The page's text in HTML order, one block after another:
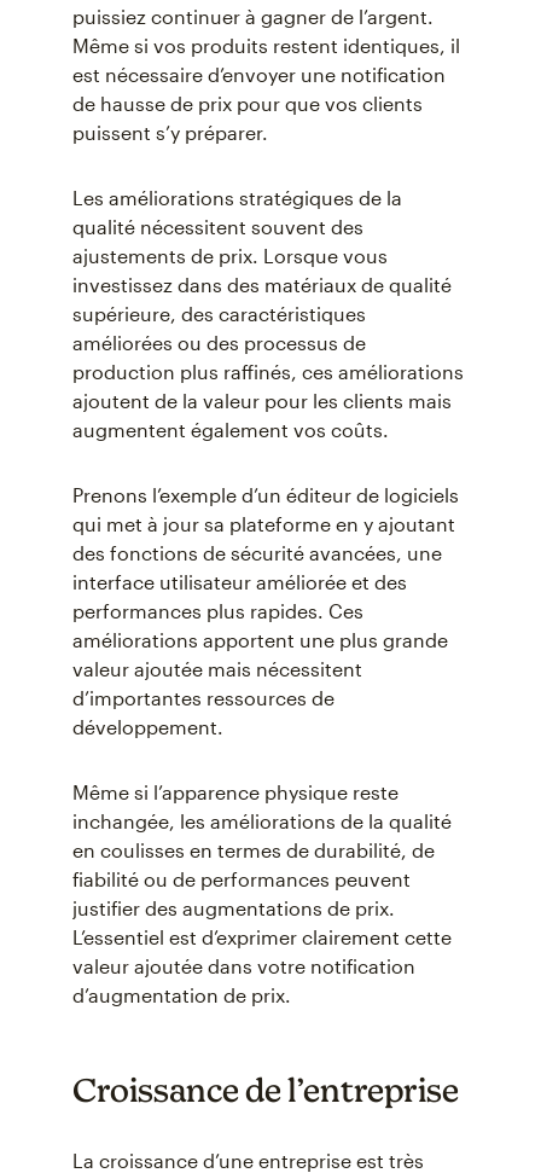
puissiez continuer à gagner de l’argent.
Même si vos produits restent identiques, il
est nécessaire d’envoyer une notification
de hausse de prix pour que vos clients
puissent s’y préparer.
Les améliorations stratégiques de la
qualité nécessitent souvent des
ajustements de prix. Lorsque vous
investissez dans des matériaux de qualité
supérieure, des caractéristiques
améliorées ou des processus de
production plus raffinés, ces améliorations
ajoutent de la valeur pour les clients mais
augmentent également vos coûts.
Prenons l’exemple d’un éditeur de logiciels
qui met à jour sa plateforme en y ajoutant
des fonctions de sécurité avancées, une
interface utilisateur améliorée et des
performances plus rapides. Ces
améliorations apportent une plus grande
valeur ajoutée mais nécessitent
d’importantes ressources de
développement.
Même si l’apparence physique reste
inchangée, les améliorations de la qualité
en coulisses en termes de durabilité, de
fiabilité ou de performances peuvent
justifier des augmentations de prix.
L’essentiel est d’exprimer clairement cette
valeur ajoutée dans votre notification
d’augmentation de prix.
Croissance de l’entreprise
La croissance d’une entreprise est très